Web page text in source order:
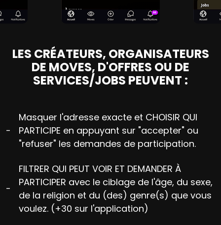
LES CRÉATEURS, ORGANISATEURS
DE MOVES, D'OFFRES OU DE
SERVICES/JOBS PEUVENT :
-
Masquer l'adresse exacte et CHOISIR QUI
PARTICIPE en appuyant sur "accepter" ou
"refuser" les demandes de participation.
-
FILTRER QUI PEUT VOIR ET DEMANDER À
PARTICIPER avec le ciblage de l'âge, du sexe,
de la religion et du (des) genre(s) que vous
voulez. (+30 sur l'application)